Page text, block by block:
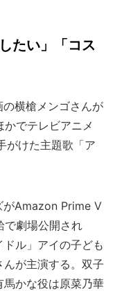
たい」「コス
横槍メンゴさんが
でテレビアニメ
がけた主題歌「ア
がAmazon Prime V
で劇場公開され
ル」アイの子ども
が主演する。双子
かな役は原菜乃華